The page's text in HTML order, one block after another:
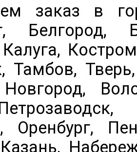
заказ в
Белгород,
Тамбов,
Оренбург,